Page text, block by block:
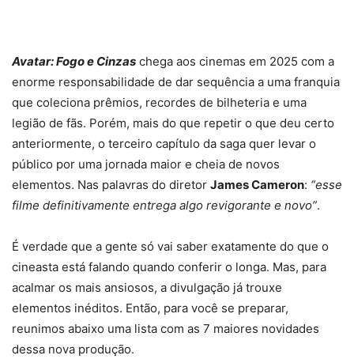
Avatar: Fogo e Cinzas chega aos cinemas em 2025 com a
enorme responsabilidade de dar sequência a uma franquia
que coleciona prêmios, recordes de bilheteria e uma
legião de fãs. Porém, mais do que repetir o que deu certo
anteriormente, o terceiro capítulo da saga quer levar o
público por uma jornada maior e cheia de novos
elementos. Nas palavras do diretor James Cameron: “esse
filme definitivamente entrega algo revigorante e novo”.
É verdade que a gente só vai saber exatamente do que o
cineasta está falando quando conferir o longa. Mas, para
acalmar os mais ansiosos, a divulgação já trouxe
elementos inéditos. Então, para você se preparar,
reunimos abaixo uma lista com as 7 maiores novidades
dessa nova produção.